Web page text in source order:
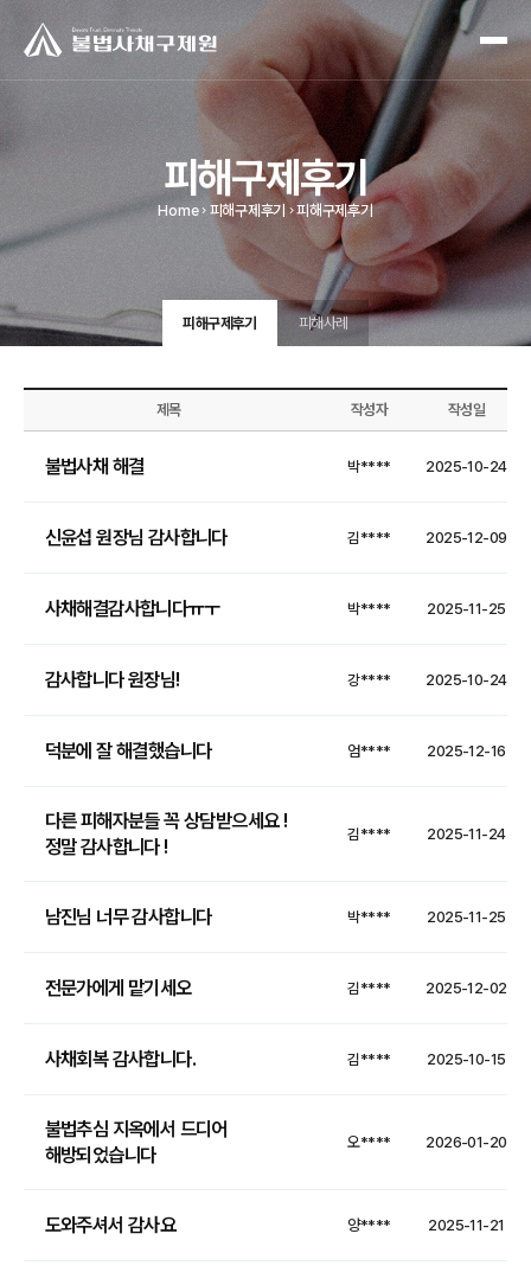
피해구제후기
Home 피해구제후기 피해구제후기
피해구제후기 피해사례
제목 작성자 작성일
불법사채 해결 박**** 2025-10-24
신윤섭 원장님 감사합니다 김**** 2025-12-09
사채해결감사합니다ㅠㅜ 박**** 2025-11-25
감사합니다 원장님! 강**** 2025-10-24
덕분에 잘 해결했습니다 엄**** 2025-12-16
다른 피해자분들 꼭 상담받으세요 !
정말 감사합니다 !
김**** 2025-11-24
남진님 너무 감사합니다 박**** 2025-11-25
전문가에게 맡기세오 김**** 2025-12-02
사채회복 감사합니다. 김**** 2025-10-15
불법추심 지옥에서 드디어
해방되었습니다
오**** 2026-01-20
도와주셔서 감사요 양**** 2025-11-21